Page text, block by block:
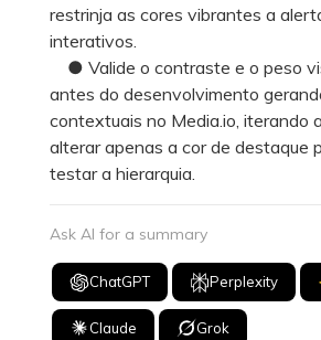
restrinja as cores vibrantes a
interativos.
● Valide o contraste e o peso
antes do desenvolvimento
contextuais no Media.io, iterando
alterar apenas a cor de destaque
testar a hierarquia.
Ask AI for a summary
ChatGPT Perplexity
Claude Grok